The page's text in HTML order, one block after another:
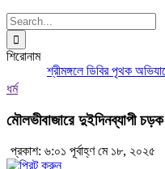
Search
for:
শিরোনাম
শ্রীমঙ্গলে ডিবির পৃথক
ধর্ম
মৌলভীবাজারে দুইদিনব্যাপী
প্রকাশ: ৬:০১ পূর্বাহ্ণ মে ১৮, ২০২৫